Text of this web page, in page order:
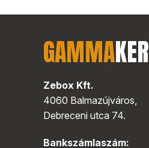
GAMMAKER
Zebox Kft.
4060 Balmazújváros,
Debreceni utca 74.
Bankszámlaszám: